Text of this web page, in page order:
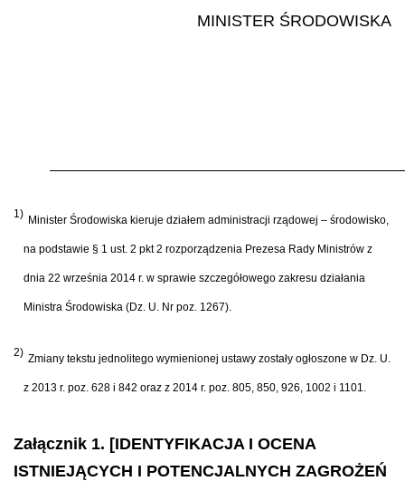
MINISTER ŚRODOWISKA
1) Minister Środowiska kieruje działem administracji rządowej – środowisko,
na podstawie § 1 ust. 2 pkt 2 rozporządzenia Prezesa Rady Ministrów z
dnia 22 września 2014 r. w sprawie szczegółowego zakresu działania
Ministra Środowiska (Dz. U. Nr poz. 1267).
2) Zmiany tekstu jednolitego wymienionej ustawy zostały ogłoszone w Dz. U.
z 2013 r. poz. 628 i 842 oraz z 2014 r. poz. 805, 850, 926, 1002 i 1101.
Załącznik 1. [IDENTYFIKACJA I OCENA
ISTNIEJĄCYCH I POTENCJALNYCH ZAGROŻEŃ